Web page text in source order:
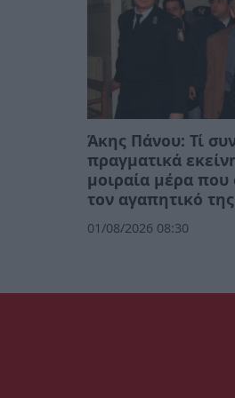
Άκης Πάνου: Τί
πραγματικά
μοιραία μέρα
τον αγαπητικό
01/08/2026 08:30